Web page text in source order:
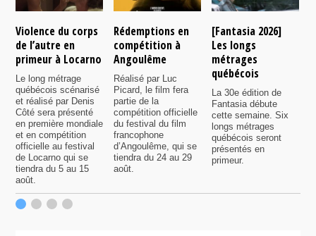
Violence du corps
de l’autre en
primeur à Locarno
Le long métrage
québécois scénarisé
et réalisé par Denis
Côté sera présenté
en première mondiale
et en compétition
officielle au festival
de Locarno qui se
tiendra du 5 au 15
août.
Rédemptions en
compétition à
Angoulême
Réalisé par Luc
Picard, le film fera
partie de la
compétition officielle
du festival du film
francophone
d’Angoulême, qui se
tiendra du 24 au 29
août.
[Fantasia 2026]
Les longs
métrages
québécois
La 30e édition de
Fantasia débute
cette semaine. Six
longs métrages
québécois seront
présentés en
primeur.